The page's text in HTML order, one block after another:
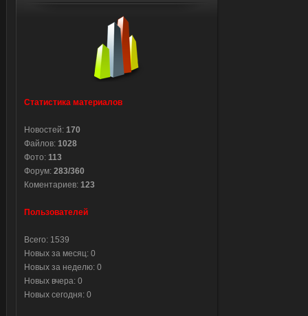
Статистика материалов
Новостей: 170
Файлов: 1028
Фото: 113
Форум: 283/360
Коментариев: 123
Пользователей
Всего: 1539
Новых за месяц: 0
Новых за неделю: 0
Новых вчера: 0
Новых сегодня: 0